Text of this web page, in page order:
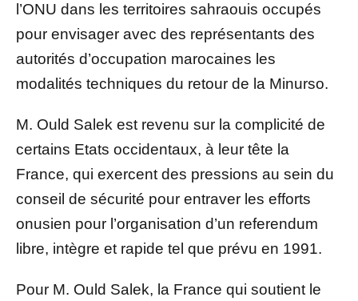
l’ONU dans les territoires sahraouis occupés
pour envisager avec des représentants des
autorités d’occupation marocaines les
modalités techniques du retour de la Minurso.
M. Ould Salek est revenu sur la complicité de
certains Etats occidentaux, à leur tête la
France, qui exercent des pressions au sein du
conseil de sécurité pour entraver les efforts
onusien pour l’organisation d’un referendum
libre, intègre et rapide tel que prévu en 1991.
Pour M. Ould Salek, la France qui soutient le